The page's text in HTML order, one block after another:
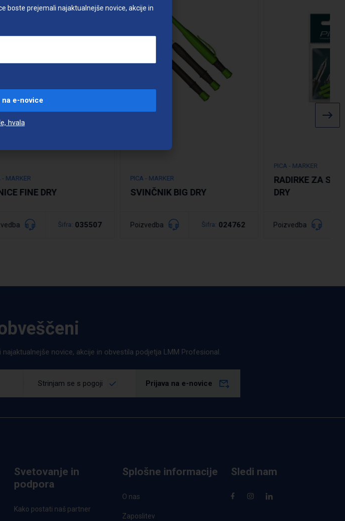
- MARKER
FINE DRY
Šifra: 035507
PICA - MARKER
SVINČNIK BIG DRY
Poizvedba Šifra: 024762
PICA - MARKER
RADIRKE ZA
DRY
Poizvedba
novice, akcije in obvestila podjetja LMM Profesional.
Strinjam se s pogoji Prijava na e-novice
Svetovanje in
podpora
Kako postati naš partner
Splošne informacije
O nas
Zaposlitev
Sledi nam
boste prejemali najaktualnejše novice, akcije in
na e-novice
hvala